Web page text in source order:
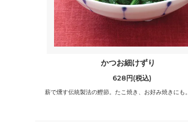
かつお細けずり
628円(税込)
薪で燻す伝統製法の鰹節。たこ焼き、お好み焼きにも。